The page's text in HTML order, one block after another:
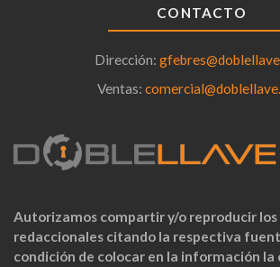
CONTACTO
Dirección:
Ventas:
Autorizamos compartir y/o reproducir
redaccionales citando la respectiva
condición de colocar en la información